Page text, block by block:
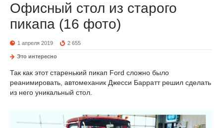
Офисный стол из старого
пикапа (16 фото)
1 апреля 2019 2 655
Это интересно
Так как этот старенький пикап Ford сложно было
реанимировать, автомеханик Джесси Барратт решил сделать
из него уникальный стол.